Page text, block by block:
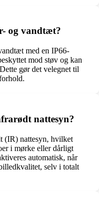
og vandtæt?
med en IP66-
mod støv og kan
gør det velegnet til
nattesyn?
(IR) nattesyn, hvilket
i mørke eller dårligt
automatisk, når
selv i totalt